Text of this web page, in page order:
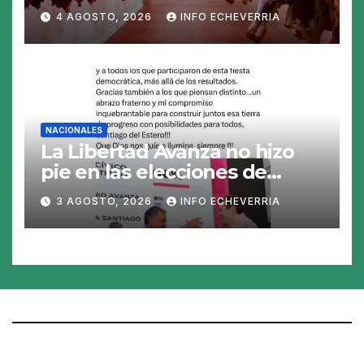
abrirse una oportunidad para
la Argentina
4 AGOSTO, 2026 INFO ECHEVERRIA
NACIONALES
La Libertad Avanza no hizo
pie en las elecciones de
Santiago del Estero y perdió
en los 26 municipios
3 AGOSTO, 2026 INFO ECHEVERRIA